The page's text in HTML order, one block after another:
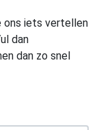
ons iets vertellen
dan
dan zo snel